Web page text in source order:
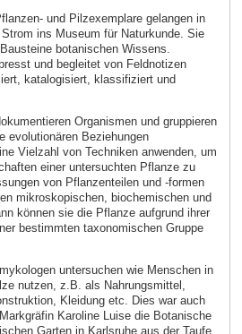
und Pilzexemplare gelangen in
ins Museum für Naturkunde. Sie
botanischen Wissens.
und begleitet von Feldnotizen
katalogisiert, klassifiziert und
Organismen und gruppieren
evolutionären Beziehungen
Vielzahl von Techniken anwenden, um
einer untersuchten Pflanze zu
von Pflanzenteilen und -formen
mikroskopischen, biochemischen und
können sie die Pflanze aufgrund ihrer
bestimmten taxonomischen Gruppe
untersuchen wie Menschen in
nutzen, z.B. als Nahrungsmittel,
Kleidung etc. Dies war auch
Karoline Luise die Botanische
Garten in Karlsruhe aus der Taufe